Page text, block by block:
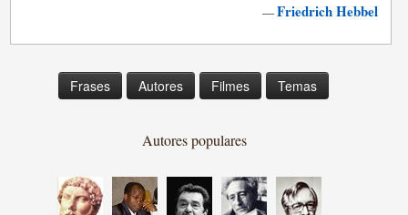
—Friedrich Hebbel
Frases Autores Filmes Temas
Autores populares